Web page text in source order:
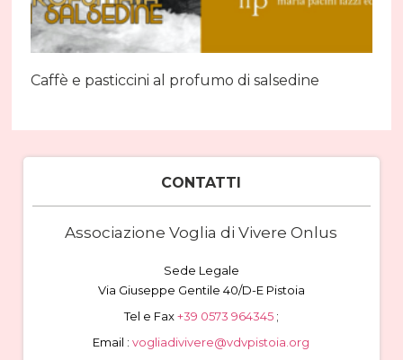
Caffè e pasticcini al profumo di salsedine
CONTATTI
Associazione Voglia di Vivere Onlus
Sede Legale
Via Giuseppe Gentile 40/D-E Pistoia
Tel e Fax+39 0573 964345 ;
Email : vogliadivivere@vdvpistoia.org